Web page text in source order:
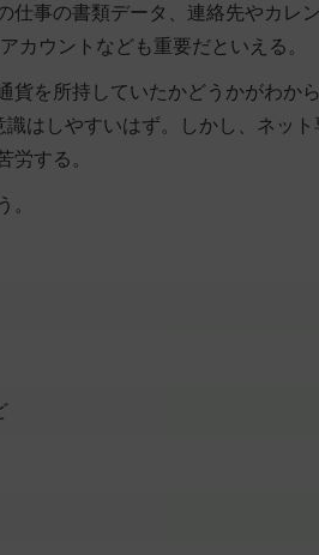
仕事の書類データ、連絡先やカレ
カウントなども重要だといえる。
貨を所持していたかどうかがわか
はしやすいはず。しかし、ネッ
労する。
。